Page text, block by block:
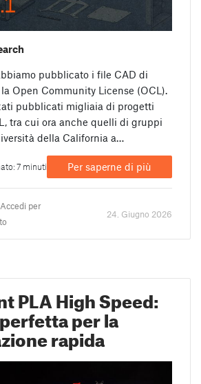
pubblicato i file CAD di
Open Community License (OCL).
pubblicati migliaia di progetti
tra cui ora anche quelli di gruppi
della California a…
7 minuti Per saperne di più
Accedi per
24. Giugno 2026
PLA High Speed:
per la
rapida